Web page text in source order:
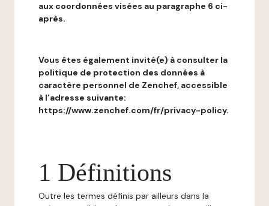
aux coordonnées visées au paragraphe 6 ci-
après.
Vous êtes également invité(e) à consulter la
politique de protection des données à
caractère personnel de Zenchef, accessible
à l’adresse suivante:
https://www.zenchef.com/fr/privacy-policy.
1 Définitions
Outre les termes définis par ailleurs dans la